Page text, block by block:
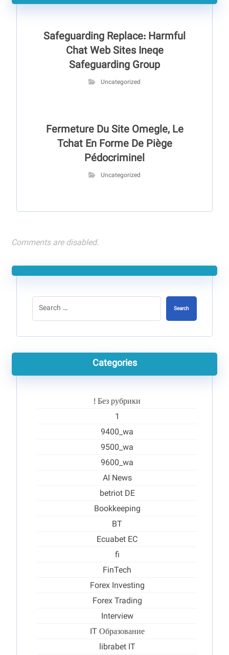
Safeguarding Replace: Harmful
Chat Web Sites Ineqe
Safeguarding Group
Uncategorized
Fermeture Du Site Omegle, Le
Tchat En Forme De Piège
Pédocriminel
Uncategorized
Comments are disabled.
Search
Categories
! Без рубрики
1
9400_wa
9500_wa
9600_wa
AI News
betriot DE
Bookkeeping
BT
Ecuabet EC
fi
FinTech
Forex Investing
Forex Trading
Interview
IT Образование
librabet IT